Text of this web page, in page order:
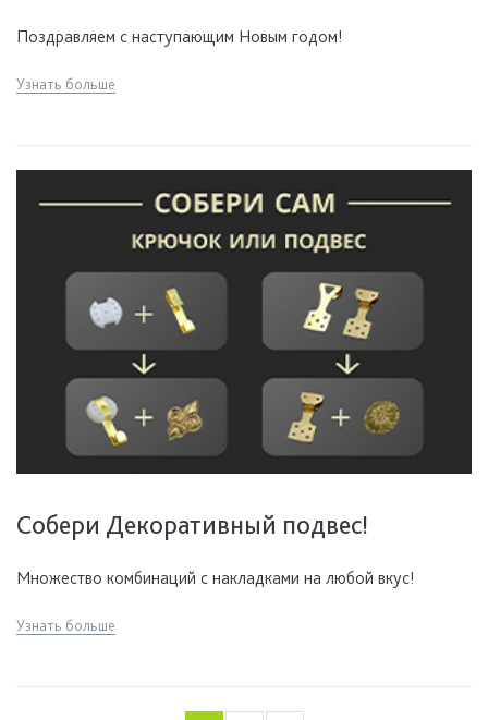
Поздравляем с наступающим Новым годом!
Узнать больше
Собери Декоративный подвес!
Множество комбинаций с накладками на любой вкус!
Узнать больше